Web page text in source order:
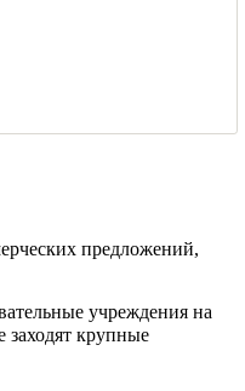
предложений,
учреждения на
заходят крупные